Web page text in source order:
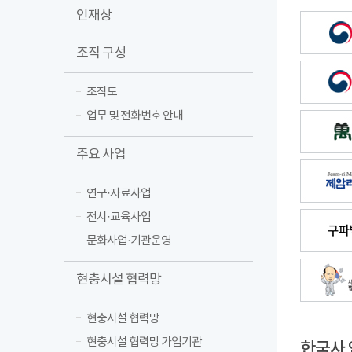
인재상
조직 구성
조직도
업무 및 전화번호 안내
주요 사업
연구·자료사업
전시·교육사업
문화사업·기관운영
현충시설 협력망
현충시설 협력망
현충시설 협력망 가입기관